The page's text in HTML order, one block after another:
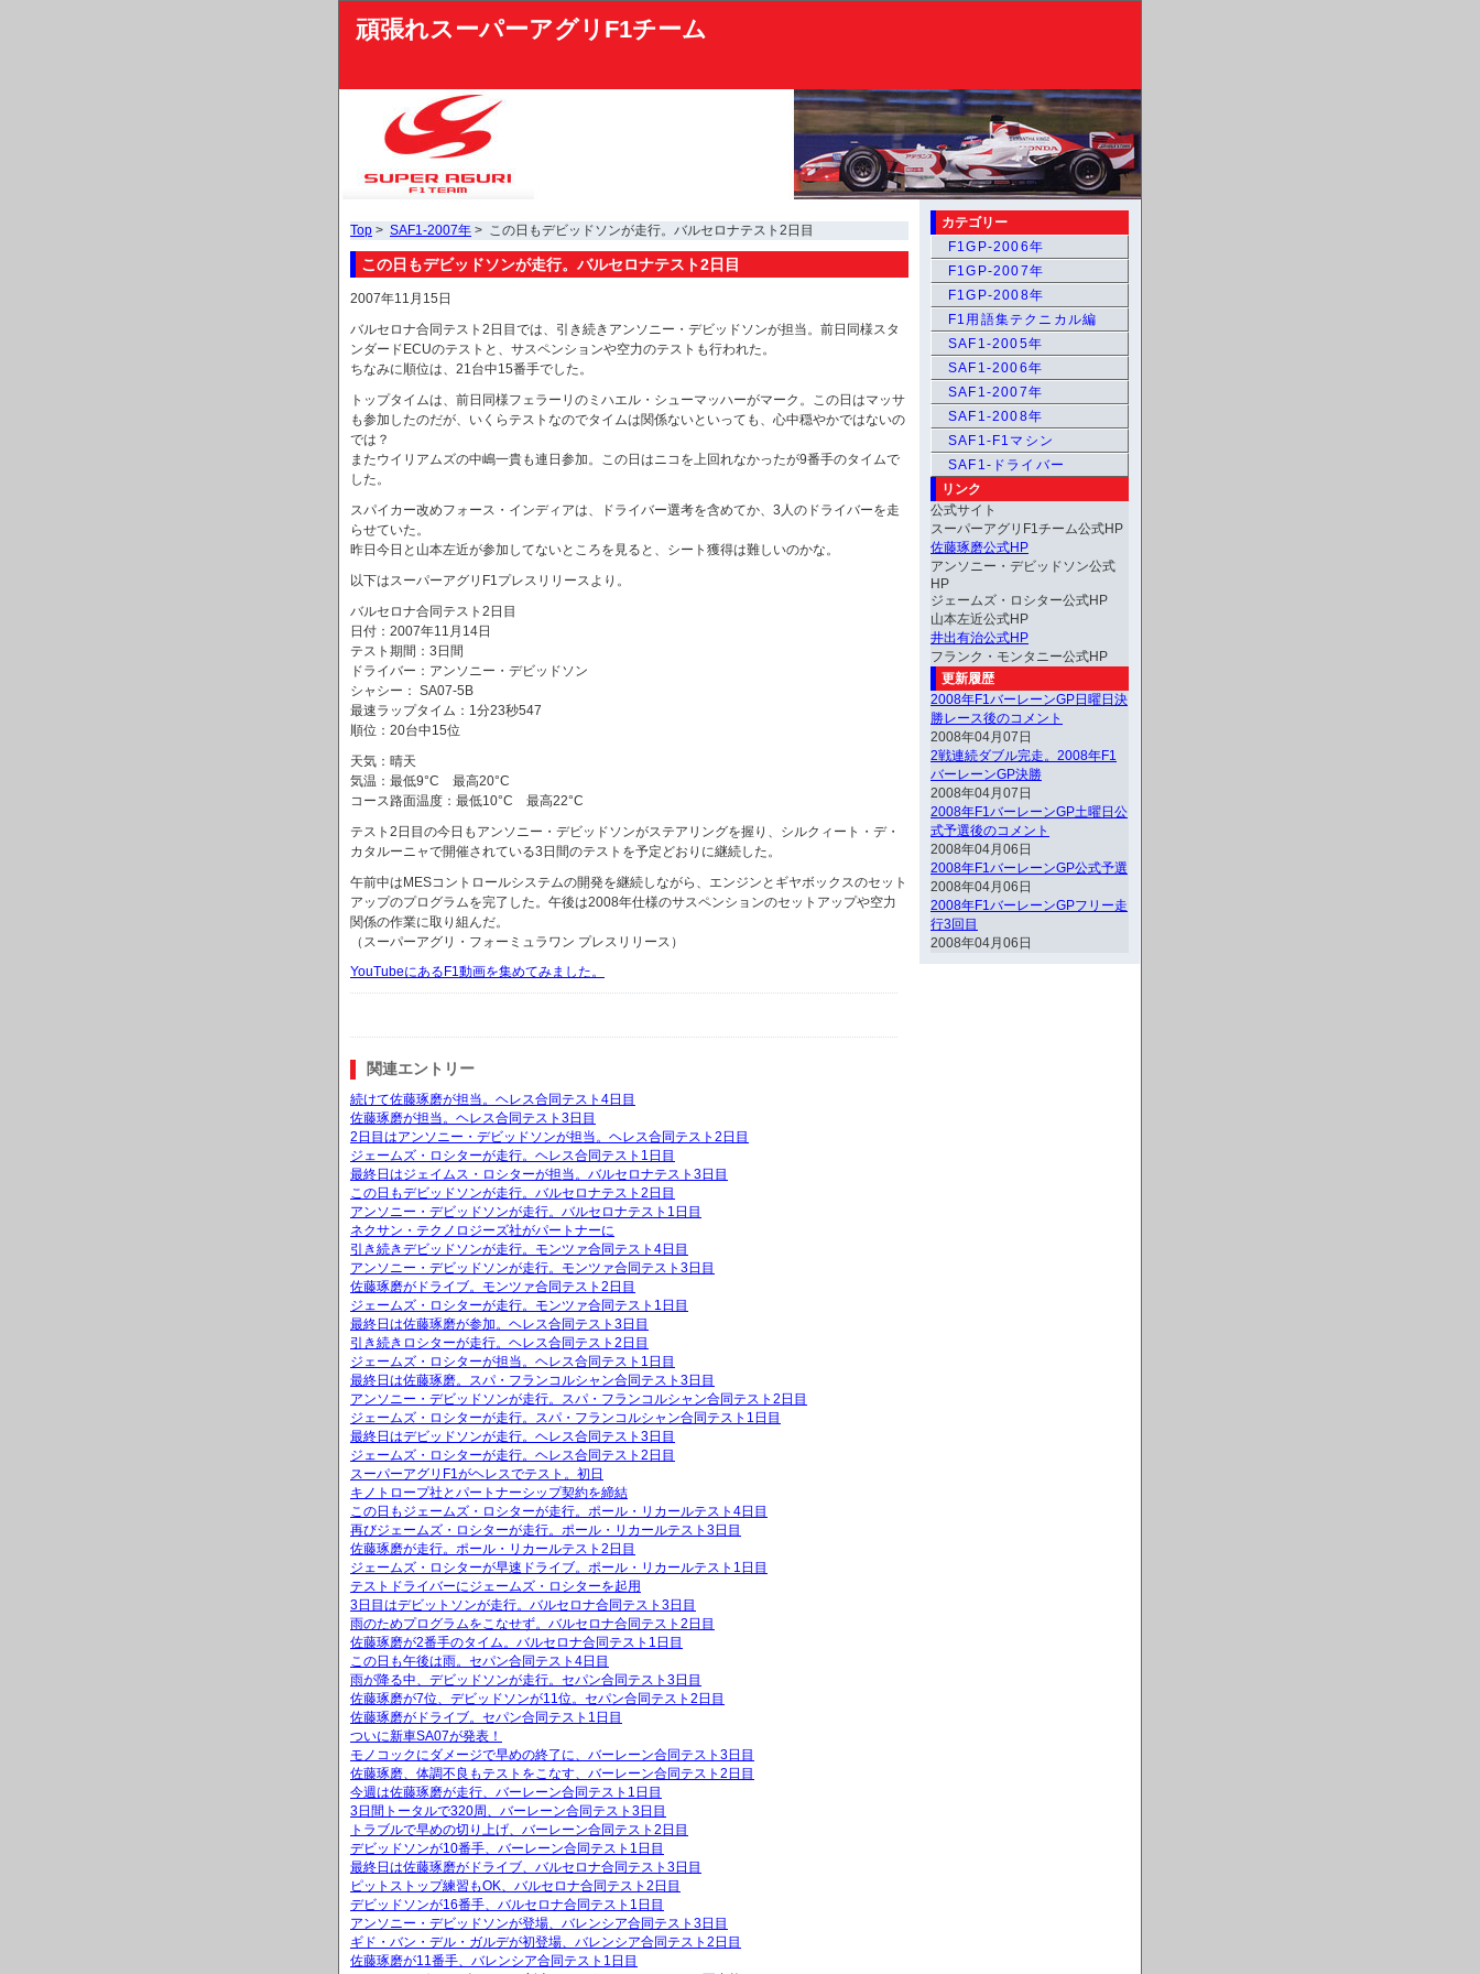
頑張れスーパーアグリF1チーム
Top > SAF1-2007年 > この日もデビッドソンが走行。バルセロナテスト2日目
この日もデビッドソンが走行。バルセロナテスト2日目
2007年11月15日
バルセロナ合同テスト2日目では、引き続きアンソニー・デビッドソンが担当。前日同様スタ
ンダードECUのテストと、サスペンションや空力のテストも行われた。
ちなみに順位は、21台中15番手でした。
トップタイムは、前日同様フェラーリのミハエル・シューマッハーがマーク。この日はマッサ
も参加したのだが、いくらテストなのでタイムは関係ないといっても、心中穏やかではないの
では？
またウイリアムズの中嶋一貴も連日参加。この日はニコを上回れなかったが9番手のタイムで
した。
スパイカー改めフォース・インディアは、ドライバー選考を含めてか、3人のドライバーを走
らせていた。
昨日今日と山本左近が参加してないところを見ると、シート獲得は難しいのかな。
以下はスーパーアグリF1プレスリリースより。
バルセロナ合同テスト2日目
日付：2007年11月14日
テスト期間：3日間
ドライバー：アンソニー・デビッドソン
シャシー： SA07-5B
最速ラップタイム：1分23秒547
順位：20台中15位
天気：晴天
気温：最低9°C 最高20°C
コース路面温度：最低10°C 最高22°C
テスト2日目の今日もアンソニー・デビッドソンがステアリングを握り、シルクィート・デ・
カタルーニャで開催されている3日間のテストを予定どおりに継続した。
午前中はMESコントロールシステムの開発を継続しながら、エンジンとギヤボックスのセット
アップのプログラムを完了した。午後は2008年仕様のサスペンションのセットアップや空力
関係の作業に取り組んだ。
（スーパーアグリ・フォーミュラワン プレスリリース）
YouTubeにあるF1動画を集めてみました。
関連エントリー
続けて佐藤琢磨が担当。ヘレス合同テスト4日目
佐藤琢磨が担当。ヘレス合同テスト3日目
2日目はアンソニー・デビッドソンが担当。ヘレス合同テスト2日目
ジェームズ・ロシターが走行。ヘレス合同テスト1日目
最終日はジェイムス・ロシターが担当。バルセロナテスト3日目
この日もデビッドソンが走行。バルセロナテスト2日目
アンソニー・デビッドソンが走行。バルセロナテスト1日目
ネクサン・テクノロジーズ社がパートナーに
引き続きデビッドソンが走行。モンツァ合同テスト4日目
アンソニー・デビッドソンが走行。モンツァ合同テスト3日目
佐藤琢磨がドライブ。モンツァ合同テスト2日目
ジェームズ・ロシターが走行。モンツァ合同テスト1日目
最終日は佐藤琢磨が参加。ヘレス合同テスト3日目
引き続きロシターが走行。ヘレス合同テスト2日目
ジェームズ・ロシターが担当。ヘレス合同テスト1日目
最終日は佐藤琢磨。スパ・フランコルシャン合同テスト3日目
アンソニー・デビッドソンが走行。スパ・フランコルシャン合同テスト2日目
ジェームズ・ロシターが走行。スパ・フランコルシャン合同テスト1日目
最終日はデビッドソンが走行。ヘレス合同テスト3日目
ジェームズ・ロシターが走行。ヘレス合同テスト2日目
スーパーアグリF1がヘレスでテスト。初日
キノトロープ社とパートナーシップ契約を締結
この日もジェームズ・ロシターが走行。ポール・リカールテスト4日目
再びジェームズ・ロシターが走行。ポール・リカールテスト3日目
佐藤琢磨が走行。ポール・リカールテスト2日目
ジェームズ・ロシターが早速ドライブ。ポール・リカールテスト1日目
テストドライバーにジェームズ・ロシターを起用
3日目はデビットソンが走行。バルセロナ合同テスト3日目
雨のためプログラムをこなせず。バルセロナ合同テスト2日目
佐藤琢磨が2番手のタイム。バルセロナ合同テスト1日目
この日も午後は雨。セパン合同テスト4日目
雨が降る中、デビッドソンが走行。セパン合同テスト3日目
佐藤琢磨が7位、デビッドソンが11位。セパン合同テスト2日目
佐藤琢磨がドライブ。セパン合同テスト1日目
ついに新車SA07が発表！
モノコックにダメージで早めの終了に、バーレーン合同テスト3日目
佐藤琢磨、体調不良もテストをこなす、バーレーン合同テスト2日目
今週は佐藤琢磨が走行、バーレーン合同テスト1日目
3日間トータルで320周、バーレーン合同テスト3日目
トラブルで早めの切り上げ、バーレーン合同テスト2日目
デビッドソンが10番手、バーレーン合同テスト1日目
最終日は佐藤琢磨がドライブ、バルセロナ合同テスト3日目
ピットストップ練習もOK、バルセロナ合同テスト2日目
デビッドソンが16番手、バルセロナ合同テスト1日目
アンソニー・デビッドソンが登場、バレンシア合同テスト3日目
ギド・バン・デル・ガルデが初登場、バレンシア合同テスト2日目
佐藤琢磨が11番手、バレンシア合同テスト1日目
カテゴリー
F1GP-2006年
F1GP-2007年
F1GP-2008年
F1用語集テクニカル編
SAF1-2005年
SAF1-2006年
SAF1-2007年
SAF1-2008年
SAF1-F1マシン
SAF1-ドライバー
リンク
公式サイト
スーパーアグリF1チーム公式HP
佐藤琢磨公式HP
アンソニー・デビッドソン公式
HP
ジェームズ・ロシター公式HP
山本左近公式HP
井出有治公式HP
フランク・モンタニー公式HP
更新履歴
2008年F1バーレーンGP日曜日決
勝レース後のコメント
2008年04月07日
2戦連続ダブル完走。2008年F1
バーレーンGP決勝
2008年04月07日
2008年F1バーレーンGP土曜日公
式予選後のコメント
2008年04月06日
2008年F1バーレーンGP公式予選
2008年04月06日
2008年F1バーレーンGPフリー走
行3回目
2008年04月06日